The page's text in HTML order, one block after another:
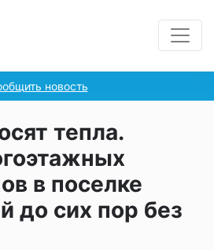
новость
тепла.
в поселке
до сих пор без